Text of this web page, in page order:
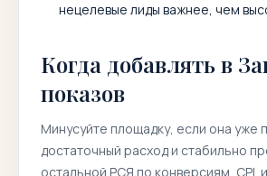
нецелевые лиды важнее, чем
Когда добавлять в
показов
Минусуйте площадку, если она уже
достаточный расход и стабильно
остальной РСЯ по конверсиям, CPL